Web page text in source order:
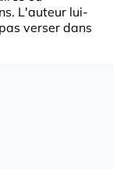
L'auteur lui-
verser dans